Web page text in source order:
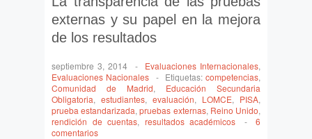
externas y su papel en la mejora
de los resultados
septiembre 3, 2014 - Evaluaciones Internacionales,
Evaluaciones Nacionales - Etiquetas: competencias,
Comunidad de Madrid, Educación Secundaria
Obligatoria, estudiantes, evaluación, LOMCE, PISA,
prueba estandarizada,pruebas externas, Reino Unido,
rendición de cuentas, resultados académicos -
6
comentarios